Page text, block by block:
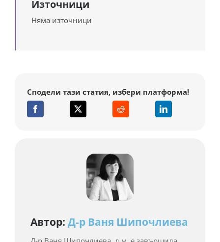
Източници
Няма източници
Сподели тази статия, избери платформа!
Автор: Д-р Ваня Шипочлиева